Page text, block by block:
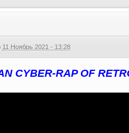
11 Ноябрь 2021 - 13:28
CYBER-RAP OF